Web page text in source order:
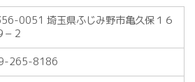
0051 埼玉県ふじみ野市亀久保１６
−２
265-8186